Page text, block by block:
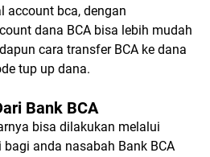
account bca, dengan
dana BCA bisa lebih mudah
cara transfer BCA ke dana
tup up dana.
Bank BCA
bisa dilakukan melalui
anda nasabah Bank BCA